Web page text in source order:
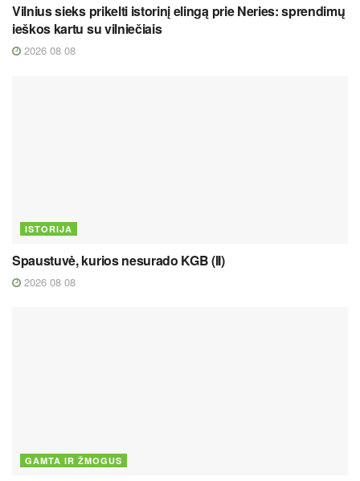
Vilnius sieks prikelti istorinį elingą prie Neries: sprendimų
ieškos kartu su vilniečiais
2026 08 08
ISTORIJA
Spaustuvė, kurios nesurado KGB (II)
2026 08 08
GAMTA IR ŽMOGUS